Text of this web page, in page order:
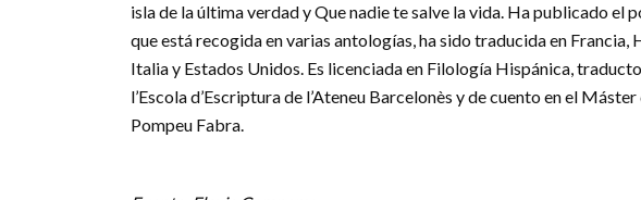
isla de la última verdad y Que nadie te salve la vida. Ha publicado el
que está recogida en varias antologías, ha sido traducida en
Italia y Estados Unidos. Es licenciada en Filología Hispánica,
l’Escola d’Escriptura de l’Ateneu Barcelonès y de cuento en el
Pompeu Fabra.